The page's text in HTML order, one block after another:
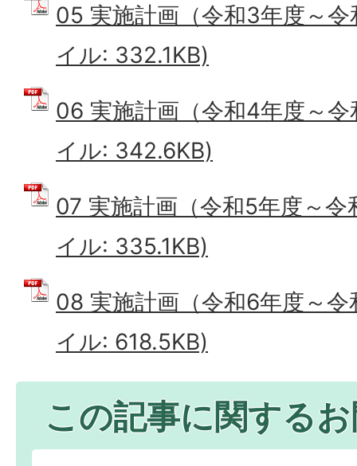
05 実施計画（令和3年度～
イル: 332.1KB)
06 実施計画（令和4年度～
イル: 342.6KB)
07 実施計画（令和5年度～令
イル: 335.1KB)
08 実施計画（令和6年度～
イル: 618.5KB)
この記事に関する